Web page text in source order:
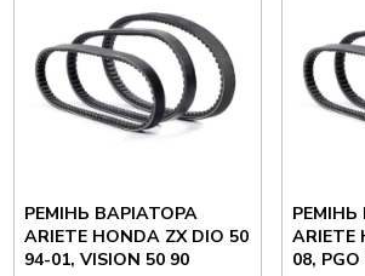
РЕМІНЬ ВАРІАТОРА
ARIETE HONDA ZX DIO 50
94-01, VISION 50 90
ARIETE
08,